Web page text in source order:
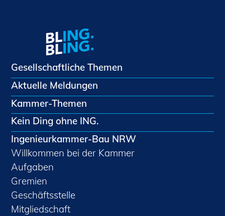
Gesellschaftliche Themen
Aktuelle Meldungen
Kammer-Themen
Kein Ding ohne ING.
Ingenieurkammer-Bau NRW
Willkommen bei der Kammer
Aufgaben
Gremien
Geschäftsstelle
Mitgliedschaft